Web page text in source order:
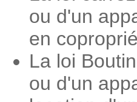
ou d'un
en
La loi
ou d'un